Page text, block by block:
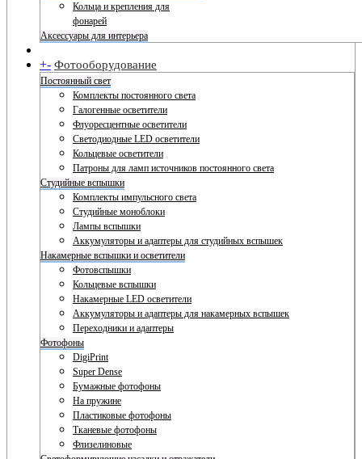
Кольца и крепления для
фонарей
Аксессуары для интерьера
+- Фотооборудование
Постоянный свет
Комплекты постоянного света
Галогенные осветители
Флуоресцентные осветители
Светодиодные LED осветители
Кольцевые осветители
Патроны для ламп источников постоянного света
Студийные вспышки
Комплекты импульсного света
Студийные моноблоки
Лампы вспышки
Аккумуляторы и адаптеры для студийных вспышек
Накамерные вспышки и осветители
Фотовспышки
Кольцевые вспышки
Накамерные LED осветители
Аккумуляторы и адаптеры для накамерных вспышек
Переходники и адаптеры
Фотофоны
DigiPrint
Super Dense
Бумажные фотофоны
На пружине
Пластиковые фотофоны
Тканевые фотофоны
Флизелиновые